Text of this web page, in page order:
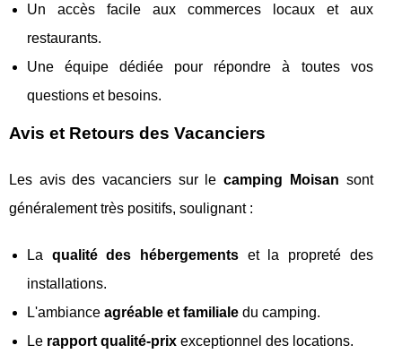
Un accès facile aux commerces locaux et aux
restaurants.
Une équipe dédiée pour répondre à toutes vos
questions et besoins.
Avis et Retours des Vacanciers
Les avis des vacanciers sur lecamping Moisan sont
généralement très positifs, soulignant :
La qualité des hébergementset la propreté des
installations.
L'ambiance agréable et familiale du camping.
Le rapport qualité-prix exceptionnel des locations.